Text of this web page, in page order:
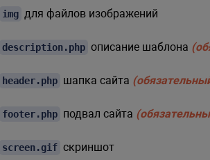
</p >
<aside>
<p>
ut labore et dolore
img для файлов изображений
description.php описание шаблона
header.php шапка сайта
footer.php подвал сайта
screen.gif скриншот